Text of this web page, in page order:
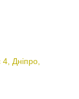
Дніпро,